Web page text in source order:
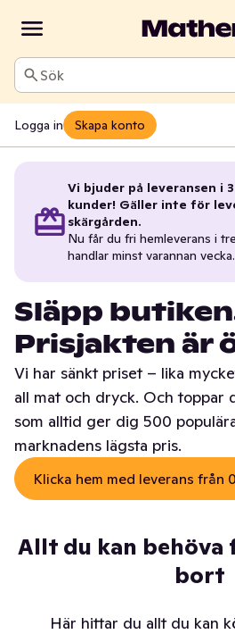
Sök
Logga in Skapa konto
Vi bjuder på leveransen i
kunder! Gäller inte för
skärgården.
Nu får du fri hemleverans i
handlar minst varannan
Släpp
Prisjakten är
Vi har sänkt priset – lika
all mat och dryck. Och toppar
som alltid ger dig 500
marknadens lägsta pris.
Klicka hem med leverans från
Allt du kan
bort
Här hittar du allt du kan